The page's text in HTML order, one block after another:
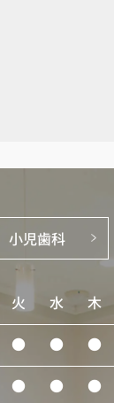
小児歯科
火 水 木
● ● ●
● ● ●